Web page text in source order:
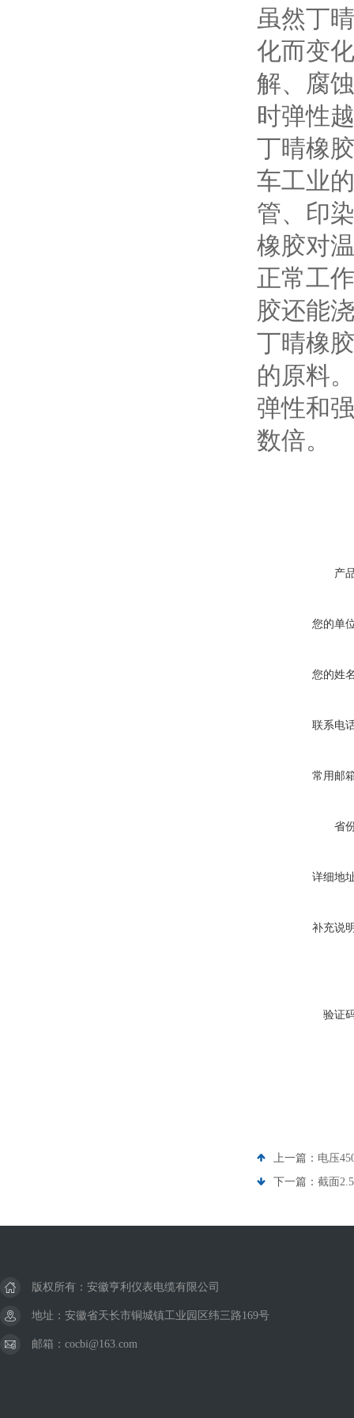
虽然丁
化而变
解、腐
时弹性
丁晴橡
车工业
管、印
橡胶对
正常工
胶还能
丁晴橡
的原料
弹性和
数倍。
产
您的单
您的姓
联系电
常用邮
省
详细地
补充说
验证
上一篇： 电压
下一篇： 截面
版权所有：安徽亨利仪表电缆有限公司
地址：安徽省天长市铜城镇工业园区纬三路169号
邮箱：cocbi@163.com